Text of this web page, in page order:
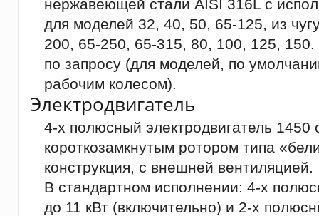
нержавеющей стали AISI 316L с
для моделей 32, 40, 50, 65-125, из
200, 65-250, 65-315, 80, 100, 125,
по запросу (для моделей, по
рабочим колесом).
Электродвигатель
4-х полюсный электродвигатель 1450
короткозамкнутым ротором типа
конструкция, с внешней вентиляцией.
В стандартном исполнении: 4-х
до 11 кВт (включительно) и 2-х